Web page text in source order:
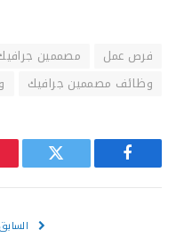
فرص عمل مصممين
وظائف مصممين جرافيك
فيسبوك تويتر
السابق